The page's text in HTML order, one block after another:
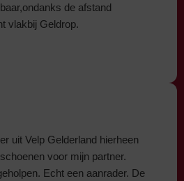
de afstand
vlakbij Geldrop.
uit Velp Gelderland hierheen
voor mijn partner.
Echt een aanrader. De